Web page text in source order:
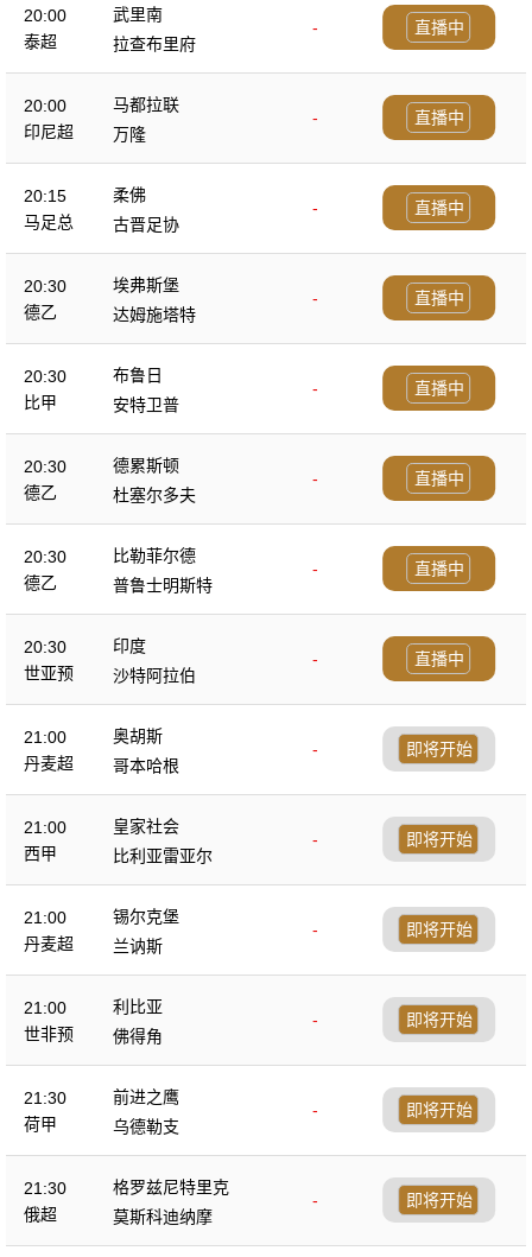
20:00
泰超
武里南
-
拉查布里府
直播中
20:00
印尼超
马都拉联
-
万隆
直播中
20:15
马足总
柔佛
-
古晋足协
直播中
20:30
德乙
埃弗斯堡
-
达姆施塔特
直播中
20:30
比甲
布鲁日
-
安特卫普
直播中
20:30
德乙
德累斯顿
-
杜塞尔多夫
直播中
20:30
德乙
比勒菲尔德
-
普鲁士明斯特
直播中
20:30
世亚预
印度
-
沙特阿拉伯
直播中
21:00
丹麦超
奥胡斯
-
哥本哈根
即将开始
21:00
西甲
皇家社会
-
比利亚雷亚尔
即将开始
21:00
丹麦超
锡尔克堡
-
兰讷斯
即将开始
21:00
世非预
利比亚
-
佛得角
即将开始
21:30
荷甲
前进之鹰
-
乌德勒支
即将开始
21:30
俄超
格罗兹尼特里克
-
莫斯科迪纳摩
即将开始